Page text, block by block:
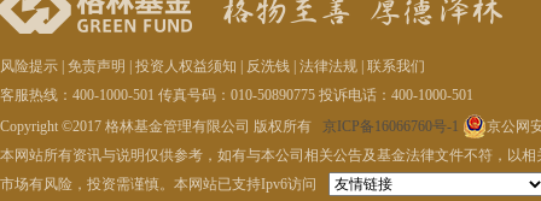
风险提示 免责声明 投资人权益须知 反洗钱 法律法规 联系我们
客服热线：400-1000-501 传真号码：010-50890775 投诉电话：400-1000-501
Copyright ©2017 格林基金管理有限公司 版权所有 京ICP备16066760号-1
京公网
本网站所有资讯与说明仅供参考，如有与本公司相关公告及基金法律文件不符，以
市场有风险，投资需谨慎。本网站已支持Ipv6访问